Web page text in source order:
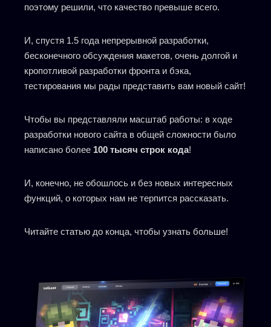
поэтому решили, что качество превыше всего.
И, спустя 1.5 года непрерывной разработки,
бесконечного обсуждения макетов, очень долгой и
кропотливой разработки фронта и бэка,
тестирования мы рады представить вам новый сайт!
Чтобы вы представляли масштаб работы: в ходе
разработки нового сайта в общей сложности было
написано более 100 тысяч строк кода!
И, конечно, не обошлось и без новых интересных
функций, о которых нам не терпится рассказать.
Читайте статью до конца, чтобы узнать больше!